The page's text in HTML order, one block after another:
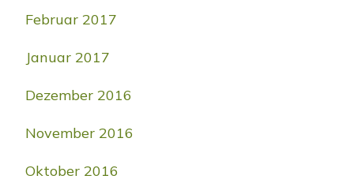
Februar 2017
Januar 2017
Dezember 2016
November 2016
Oktober 2016